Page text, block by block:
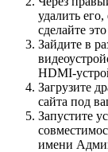
удалить
сделайте
Зайдите в
HDMI-
Загрузите
сайта под
Запустите
имени